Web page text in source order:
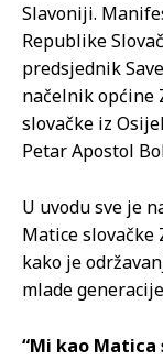
Slavoniji.
Republike
predsjednik
načelnik općine
slovačke iz
Petar Apostol
U uvodu sve je
Matice slovačke
kako je
mlade
“Mi kao